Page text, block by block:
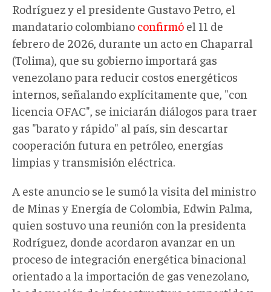
Rodríguez y el presidente Gustavo Petro, el
mandatario colombiano confirmó el 11 de
febrero de 2026, durante un acto en Chaparral
(Tolima), que su gobierno importará gas
venezolano para reducir costos energéticos
internos, señalando explícitamente que, "con
licencia OFAC", se iniciarán diálogos para traer
gas "barato y rápido" al país, sin descartar
cooperación futura en petróleo, energías
limpias y transmisión eléctrica.
A este anuncio se le sumóla visita del ministro
de Minas y Energía de Colombia, Edwin Palma,
quien sostuvo una reunión con la presidenta
Rodríguez , donde acordaron avanzar en un
proceso de integración energética binacional
orientado a la importación de gas venezolano,